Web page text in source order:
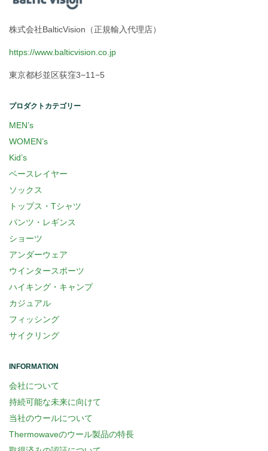
株式会社BalticVision（正規輸入代理店）
https://www.balticvision.co.jp
東京都杉並区荻窪3−11−5
プロダクトカテゴリー
MEN’s
WOMEN’s
Kid’s
ベースレイヤー
ソックス
トップス・Tシャツ
パンツ・レギンス
ショーツ
アンダーウェア
ウインタースポーツ
ハイキング・キャンプ
カジュアル
フィッシング
サイクリング
INFORMATION
会社について
持続可能な未来に向けて
当社のウールについて
Thermowaveのウール製品の特長